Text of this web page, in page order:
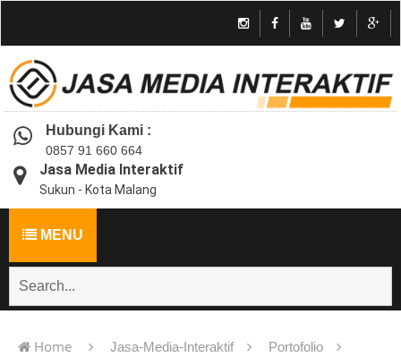
Hubungi Kami :
0857 91 660 664
Jasa Media Interaktif
Sukun - Kota Malang
MENU
Home Jasa-Media-Interaktif Portofolio